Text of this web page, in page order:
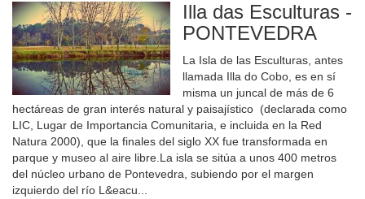
Illa das Esculturas -
PONTEVEDRA
La Isla de las Esculturas, antes
llamada Illa do Cobo, es en sí
misma un juncal de más de 6
hectáreas de gran interés natural y paisajístico (declarada como
LIC, Lugar de Importancia Comunitaria, e incluida en la Red
Natura 2000), que la finales del siglo XX fue transformada en
parque y museo al aire libre.La isla se sitúa a unos 400 metros
del núcleo urbano de Pontevedra, subiendo por el margen
izquierdo del río L&eacu...